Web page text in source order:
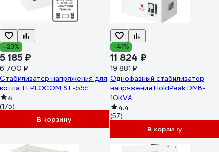
-23%
5 185 ₽
6 700 ₽
Стабилизатор напряжения для
котла TEPLOCOM ST-555
4
(175)
В корзину
-41%
11 824 ₽
19 881 ₽
Однофазный стабилизатор
напряжения HoldPeak DMB-
10KVA
4.4
(57)
В корзину